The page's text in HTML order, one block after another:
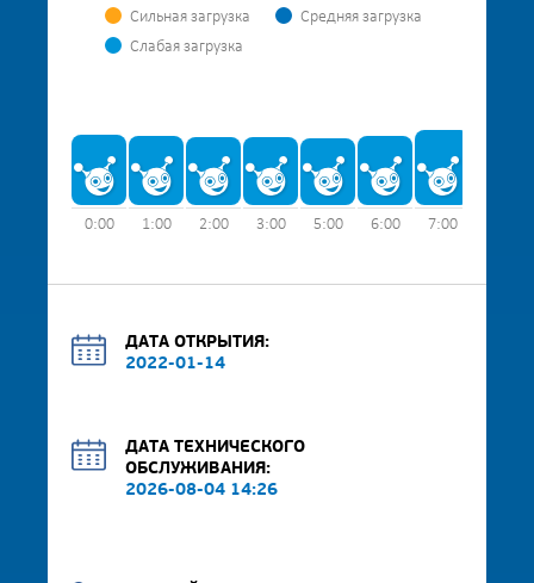
Сильная загрузка
Средняя загрузка
Слабая загрузка
0:00 1:00 2:00 3:00 5:00 6:00 7:00
ДАТА ОТКРЫТИЯ:
2022-01-14
ДАТА ТЕХНИЧЕСКОГО
ОБСЛУЖИВАНИЯ:
2026-08-04 14:26